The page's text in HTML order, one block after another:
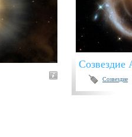
Созвездие
Созвездие